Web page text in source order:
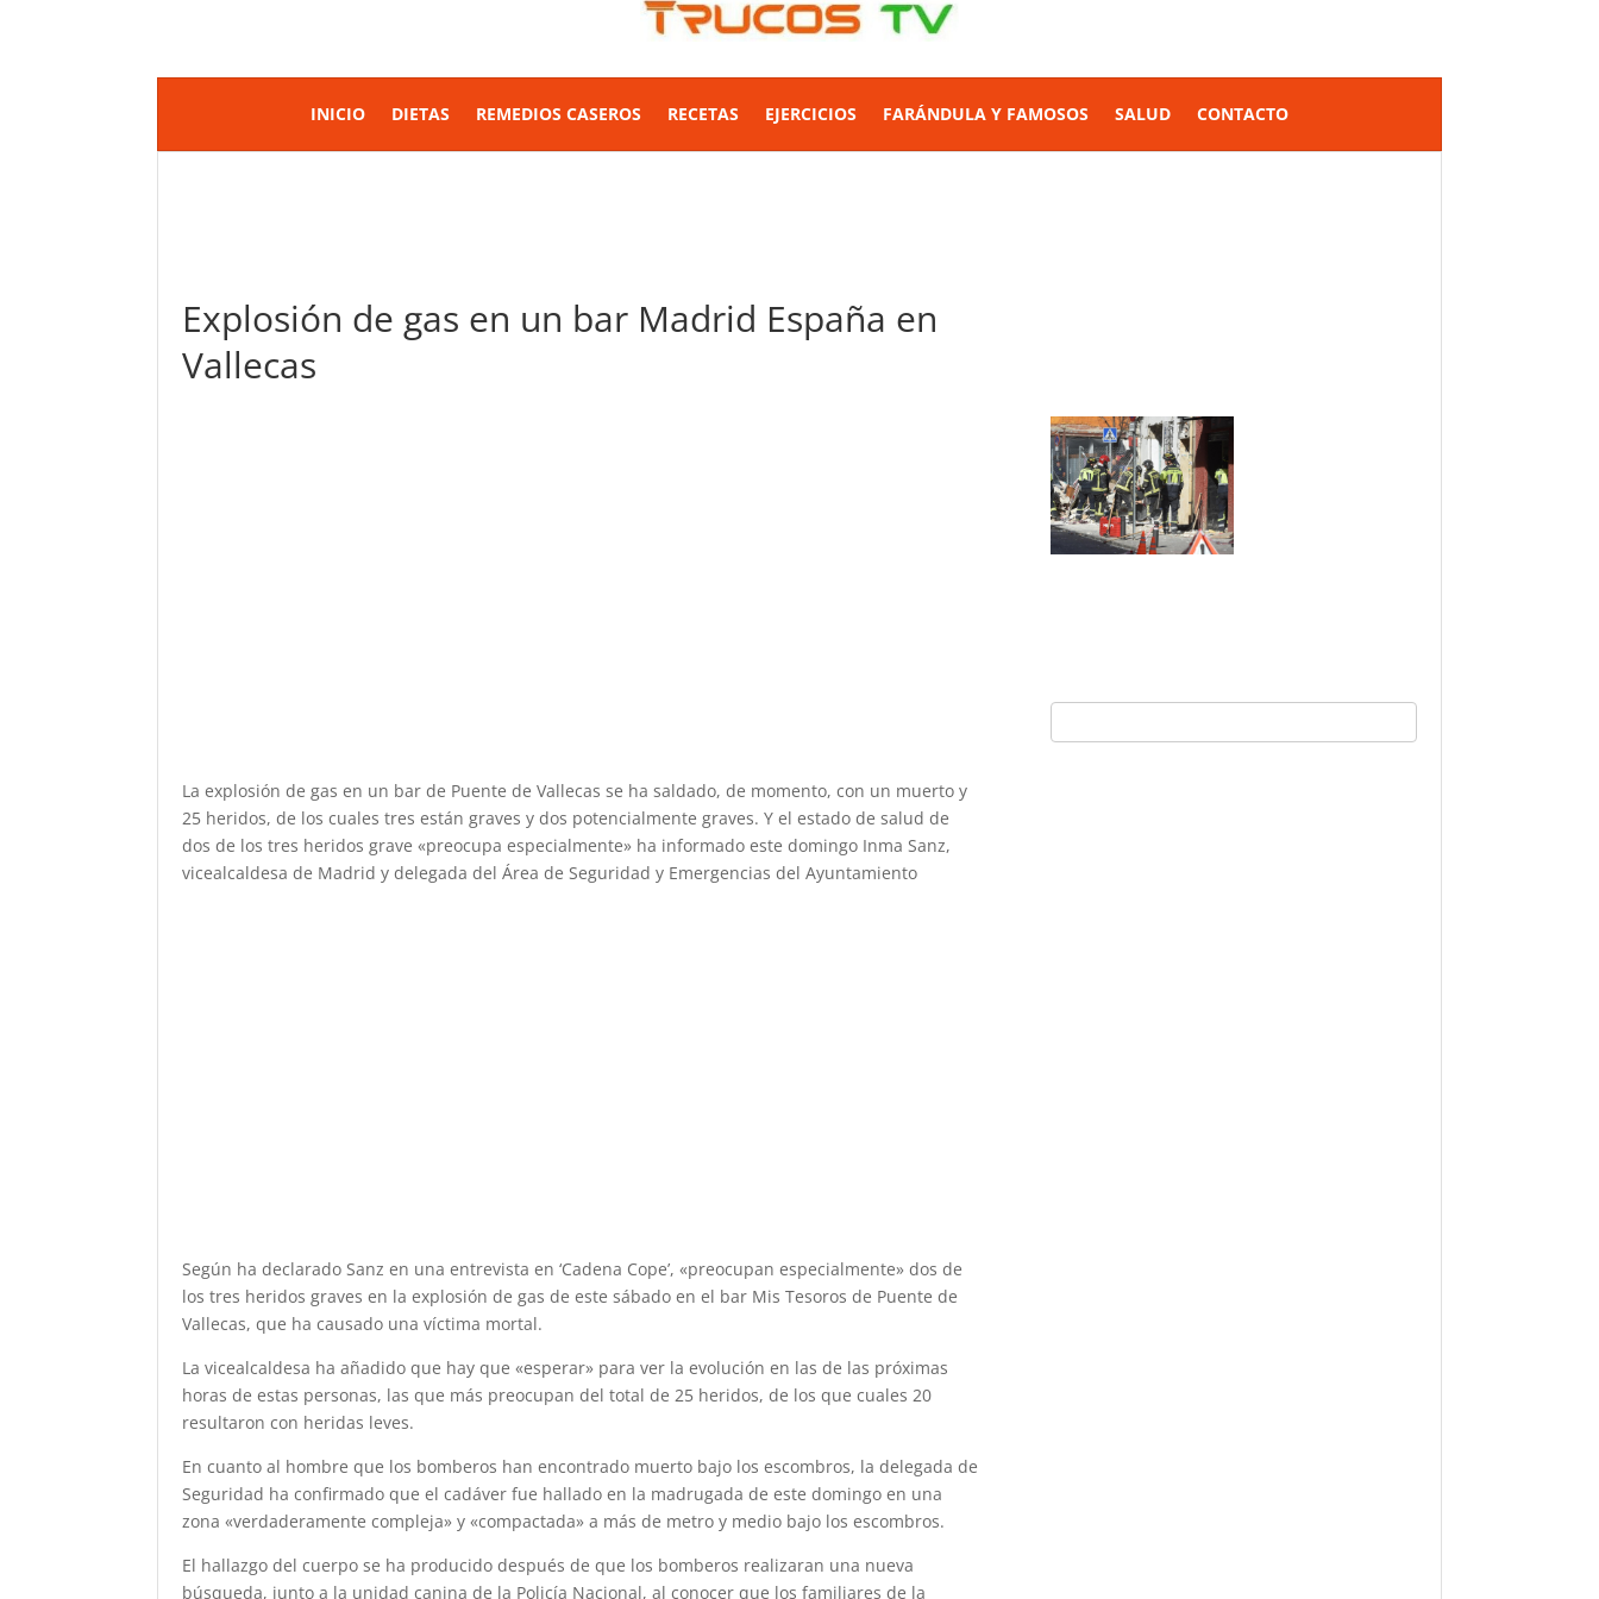
INICIO DIETAS REMEDIOS CASEROS RECETAS EJERCICIOS FARÁNDULA Y FAMOSOS SALUD CONTACTO
Explosión de gas en un bar Madrid España en
Vallecas
La explosión de gas en un bar de Puente de Vallecas se ha saldado, de momento, con un muerto y
25 heridos, de los cuales tres están graves y dos potencialmente graves. Y el estado de salud de
dos de los tres heridos grave «preocupa especialmente» ha informado este domingo Inma Sanz,
vicealcaldesa de Madrid y delegada del Área de Seguridad y Emergencias del Ayuntamiento
Según ha declarado Sanz en una entrevista en ‘Cadena Cope’, «preocupan especialmente» dos de
los tres heridos graves en la explosión de gas de este sábado en el bar Mis Tesoros de Puente de
Vallecas, que ha causado una víctima mortal.
La vicealcaldesa ha añadido que hay que «esperar» para ver la evolución en las de las próximas
horas de estas personas, las que más preocupan del total de 25 heridos, de los que cuales 20
resultaron con heridas leves.
En cuanto al hombre que los bomberos han encontrado muerto bajo los escombros, la delegada de
Seguridad ha confirmado que el cadáver fue hallado en la madrugada de este domingo en una
zona «verdaderamente compleja» y «compactada» a más de metro y medio bajo los escombros.
El hallazgo del cuerpo se ha producido después de que los bomberos realizaran una nueva
búsqueda, junto a la unidad canina de la Policía Nacional, al conocer que los familiares de la